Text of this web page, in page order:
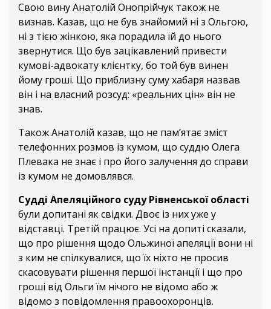
Свою вину Анатолій Онопрійчук також не
визнав. Казав, що не був знайомий ні з Ольгою,
ні з тією жінкою, яка порадила їй до нього
звернутися. Що був зацікавлений привести
кумові-адвокату клієнтку, бо той був винен
йому гроші. Що приблизну суму хабаря назвав
він і на власний розсуд: «реальних цін» він не
знав.
Також Анатолій казав, що не пам’ятає зміст
телефонних розмов із кумом, що суддю Олега
Плевака не знає і про його залучення до справи
із кумом не домовлявся.
Судді Апеляційного суду Рівненської області
були допитані як свідки. Двоє із них уже у
відставці. Третій працює. Усі на допиті сказали,
що про рішення щодо Ольжиної апеляції вони ні
з ким не спілкувалися, що їх ніхто не просив
скасовувати рішення першої інстанції і що про
гроші від Ольги їм нічого не відомо або ж
відомо з повідомлення правоохоронців.